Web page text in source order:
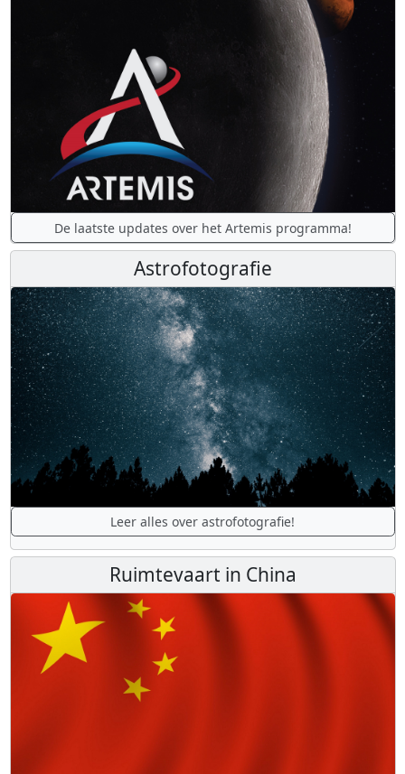
De laatste updates over het Artemis programma!
Astrofotografie
Leer alles over astrofotografie!
Ruimtevaart in China